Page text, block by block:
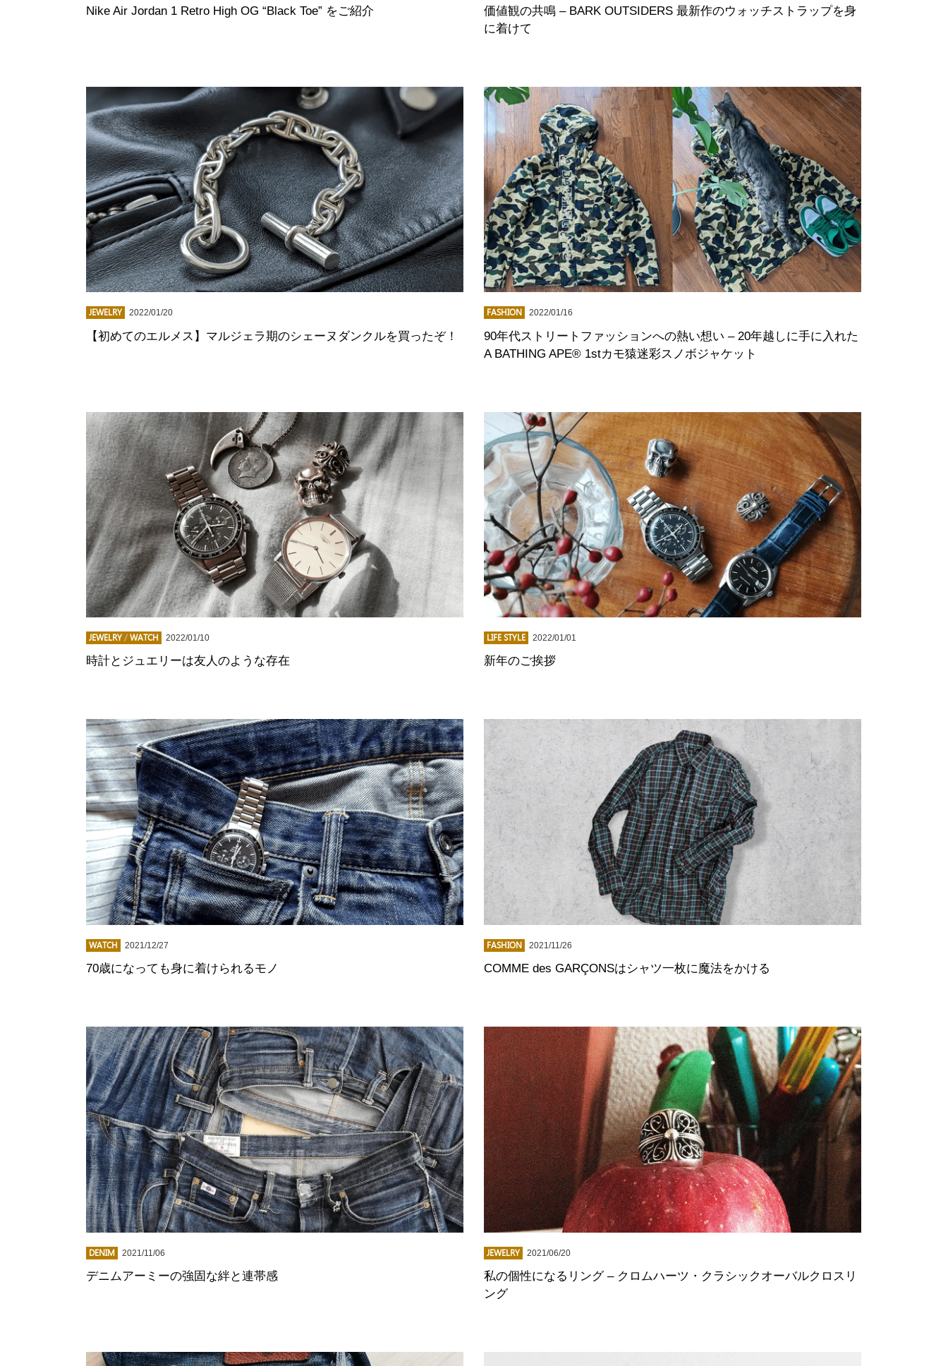
Nike Air Jordan 1 Retro High OG “Black Toe” をご紹介
価値観の共鳴 – BARK OUTSIDERS 最新作のウォッチストラップを身
に着けて
JEWELRY 2022/01/20
【初めてのエルメス】マルジェラ期のシェーヌダンクルを買ったぞ！
FASHION 2022/01/16
90年代ストリートファッションへの熱い想い – 20年越しに手に入れた
A BATHING APE® 1stカモ猿迷彩スノボジャケット
JEWELRY /WATCH 2022/01/10
時計とジュエリーは友人のような存在
LIFE STYLE 2022/01/01
新年のご挨拶
WATCH 2021/12/27
70歳になっても身に着けられるモノ
FASHION 2021/11/26
COMME des GARÇONSはシャツ一枚に魔法をかける
DENIM 2021/11/06
デニムアーミーの強固な絆と連帯感
JEWELRY 2021/06/20
私の個性になるリング – クロムハーツ・クラシックオーバルクロスリ
ング